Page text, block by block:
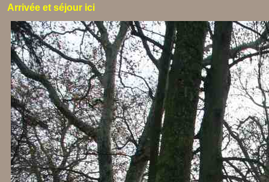
Arrivée et séjour ici